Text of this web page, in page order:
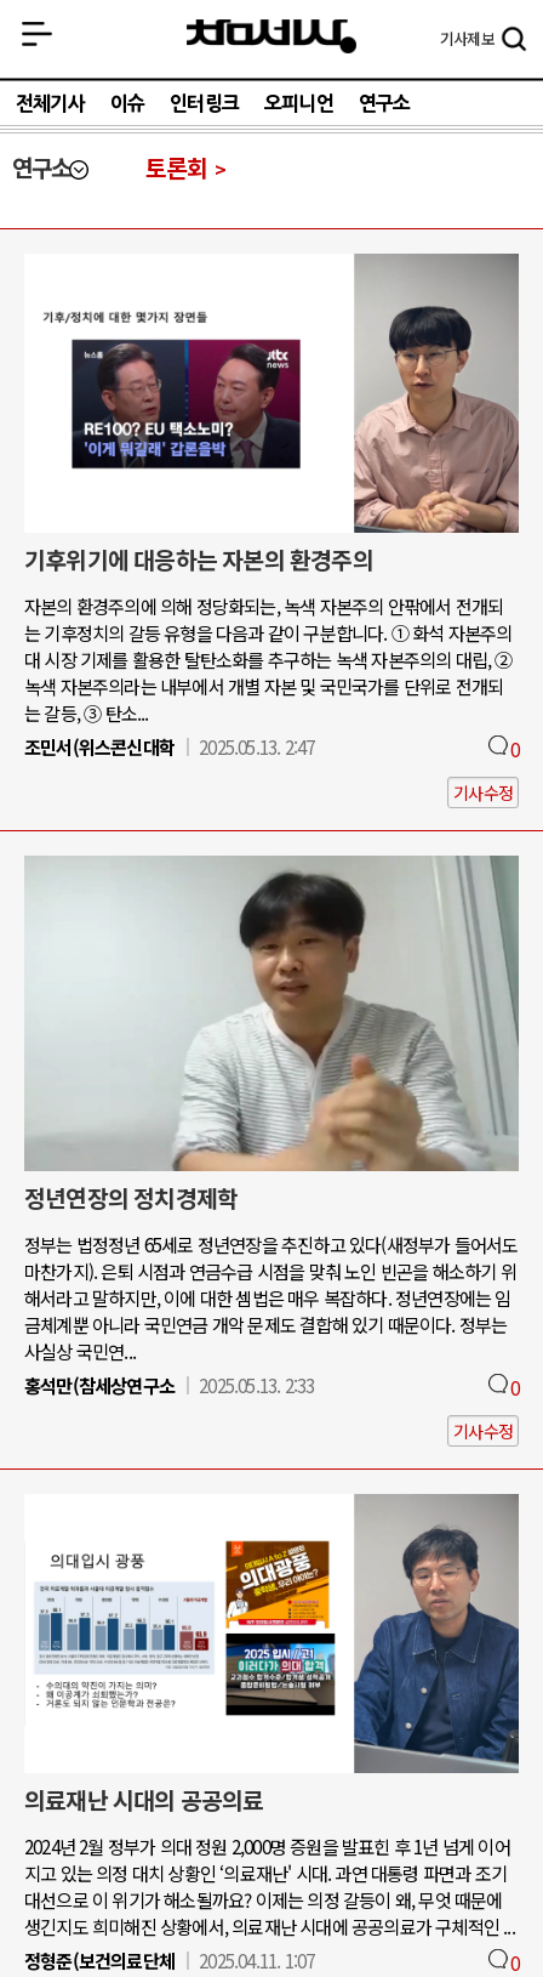
기사제보
전체기사 이슈 인터링크 오피니언 연구소
연구소 토론회
기후위기에 대응하는 자본의 환경주의
자본의 환경주의에 의해 정당화되는, 녹색 자본주의 안팎에서 전개되
는 기후정치의 갈등 유형을 다음과 같이 구분합니다. ① 화석 자본주의
대 시장 기제를 활용한 탈탄소화를 추구하는 녹색 자본주의의 대립, ②
녹색 자본주의라는 내부에서 개별 자본 및 국민국가를 단위로 전개되
는 갈등, ③ 탄소...
조민서(위스콘신대학
2025.05.13. 2:47 0
기사수정
정년연장의 정치경제학
정부는 법정정년 65세로 정년연장을 추진하고 있다(새정부가 들어서도
마찬가지). 은퇴 시점과 연금수급 시점을 맞춰 노인 빈곤을 해소하기 위
해서라고 말하지만, 이에 대한 셈법은 매우 복잡하다. 정년연장에는 임
금체계뿐 아니라 국민연금 개악 문제도 결합해 있기 때문이다. 정부는
사실상 국민연...
홍석만(참세상연구소
2025.05.13. 2:33 0
기사수정
의료재난 시대의 공공의료
2024년 2월 정부가 의대 정원 2,000명 증원을 발표힌 후 1년 넘게 이어
지고 있는 의정 대치 상황인 ‘의료재난' 시대. 과연 대통령 파면과 조기
대선으로 이 위기가 해소될까요? 이제는 의정 갈등이 왜, 무엇 때문에
생긴지도 희미해진 상황에서, 의료재난 시대에 공공의료가 구체적인 ...
정형준(보건의료단체
2025.04.11. 1:07 0